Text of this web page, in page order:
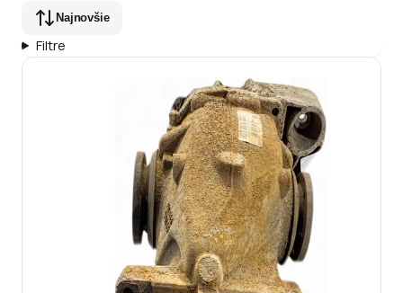
Najnovšie
Filtre